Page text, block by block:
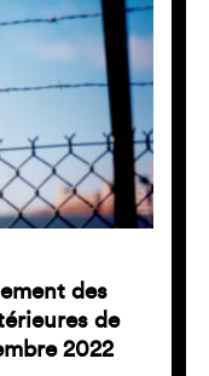
des
de
2022